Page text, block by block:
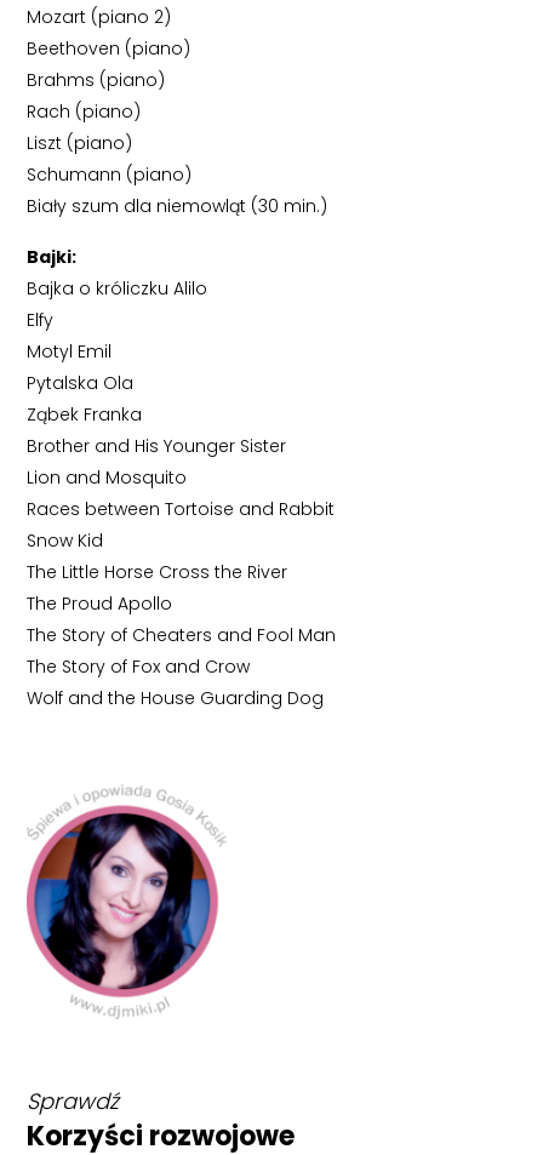
Mozart (piano 2)
Beethoven (piano)
Brahms (piano)
Rach (piano)
Liszt (piano)
Schumann (piano)
Biały szum dla niemowląt (30 min.)
Bajki:
Bajka o króliczku Alilo
Elfy
Motyl Emil
Pytalska Ola
Ząbek Franka
Brother and His Younger Sister
Lion and Mosquito
Races between Tortoise and Rabbit
Snow Kid
The Little Horse Cross the River
The Proud Apollo
The Story of Cheaters and Fool Man
The Story of Fox and Crow
Wolf and the House Guarding Dog
Sprawdź
Korzyści rozwojowe